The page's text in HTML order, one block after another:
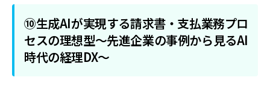
⑩生成AIが実現する請求書・支払業務プロ
セスの理想型～先進企業の事例から見るAI
時代の経理DX～